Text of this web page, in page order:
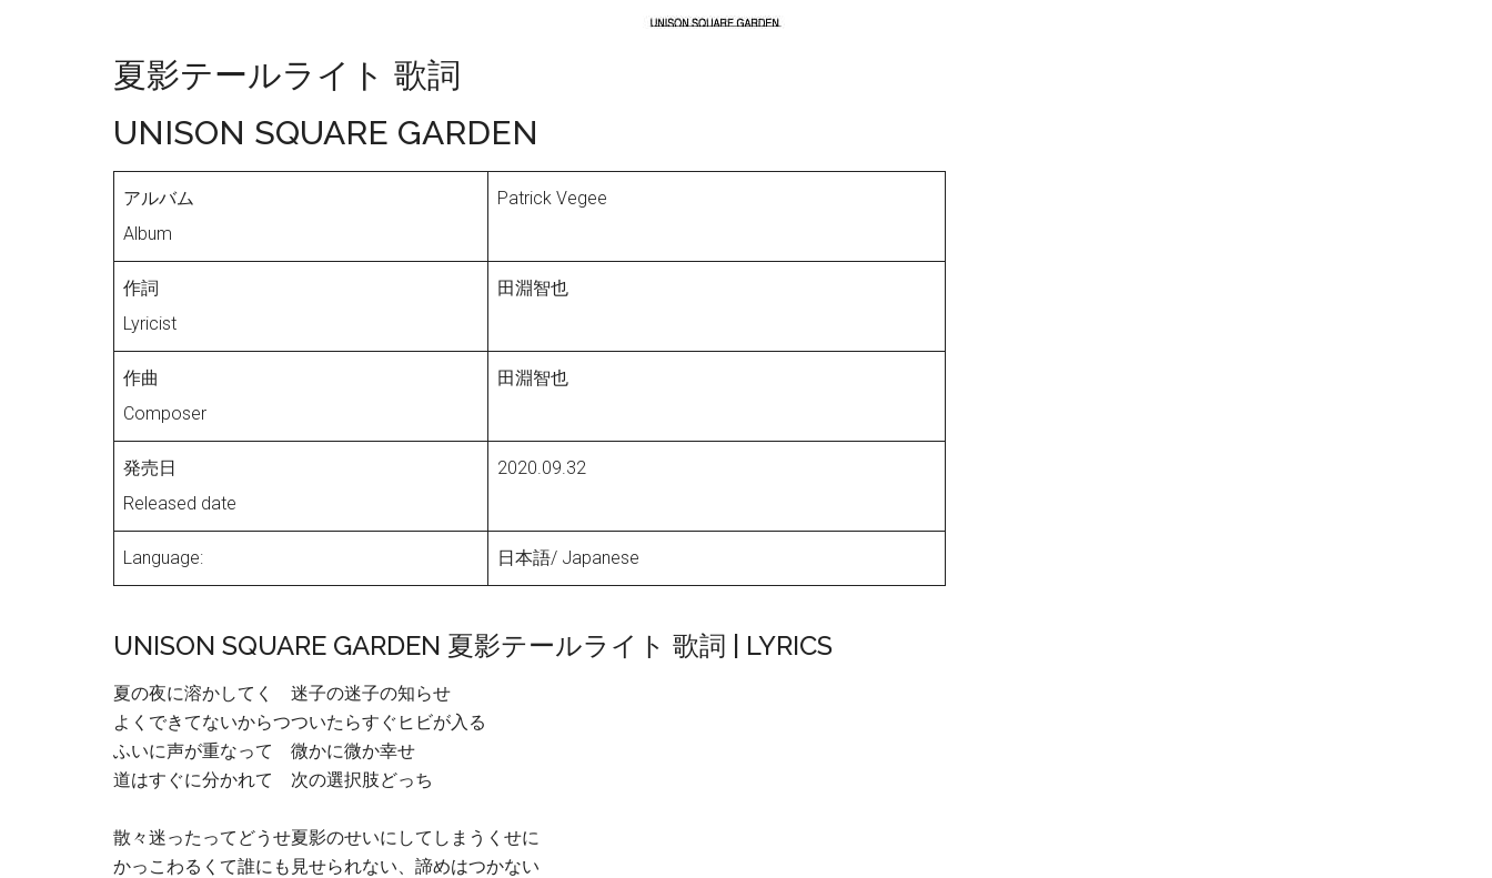
夏影テールライト 歌詞
UNISON SQUARE GARDEN
アルバム
Album
Patrick Vegee
作詞
Lyricist
田淵智也
作曲
Composer
田淵智也
発売日
Released date
2020.09.32
Language: 日本語/ Japanese
UNISON SQUARE GARDEN 夏影テールライト 歌詞 | LYRICS
夏の夜に溶かしてく 迷子の迷子の知らせ
よくできてないからつついたらすぐヒビが入る
ふいに声が重なって 微かに微か幸せ
道はすぐに分かれて 次の選択肢どっち
散々迷ったってどうせ夏影のせいにしてしまうくせに
かっこわるくて誰にも見せられない、諦めはつかない